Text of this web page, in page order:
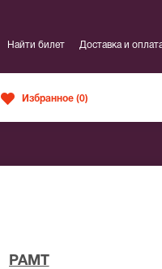
Найти билет Доставка и
Избранное (0)
РАМТ